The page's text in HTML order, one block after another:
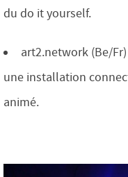
du do it yourself.
art2.network (Be/Fr)
une installation
animé.